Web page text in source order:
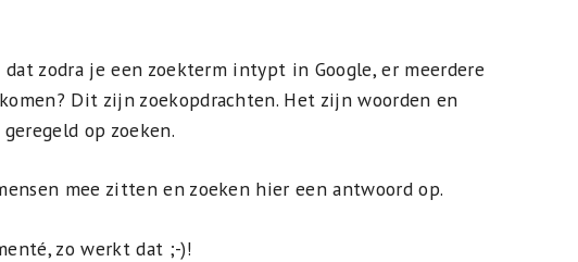
zodra je een zoekterm intypt in Google, er meerdere
Dit zijn zoekopdrachten. Het zijn woorden en
op zoeken.
mee zitten en zoeken hier een antwoord op.
zo werkt dat ;-)!